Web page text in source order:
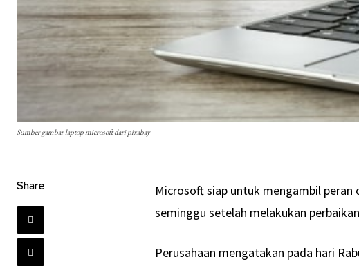
Sumber gambar laptop microsoft dari pixabay
Share
Microsoft siap untuk mengambil peran
seminggu setelah melakukan
Perusahaan mengatakan pada hari